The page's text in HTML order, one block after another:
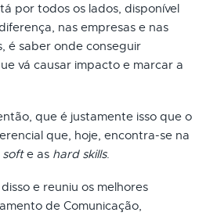
por todos os lados, disponível
nas empresas e nas
é saber onde conseguir
vá causar impacto e marcar a
que é justamente isso que o
que, hoje, encontra-se na
softe as hard skills.
e reuniu os melhores
de Comunicação,